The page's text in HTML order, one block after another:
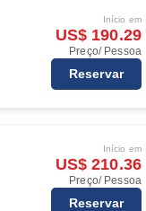
Início em
US$ 190.29
Preço/ Pessoa
Reservar
Início em
US$ 210.36
Preço/ Pessoa
Reservar